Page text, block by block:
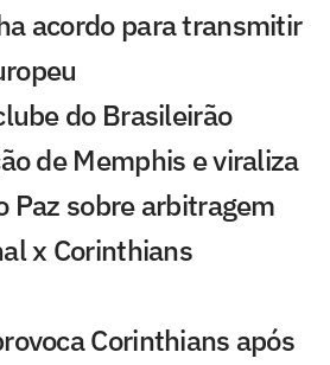
acordo para transmitir
do Brasileirão
de Memphis e viraliza
Paz sobre arbitragem
x Corinthians
Corinthians após